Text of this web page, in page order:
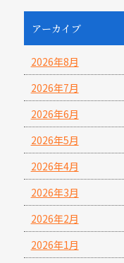
アーカイブ
2026年8月
2026年7月
2026年6月
2026年5月
2026年4月
2026年3月
2026年2月
2026年1月